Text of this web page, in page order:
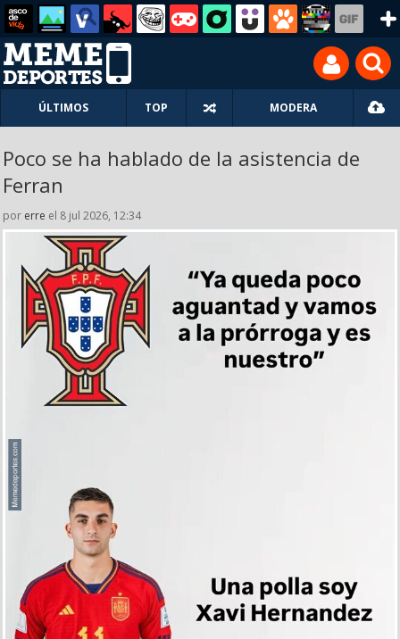
ÚLTIMOS TOP MODERA
Poco se ha hablado de la asistencia de
Ferran
por erre el 8 jul 2026, 12:34